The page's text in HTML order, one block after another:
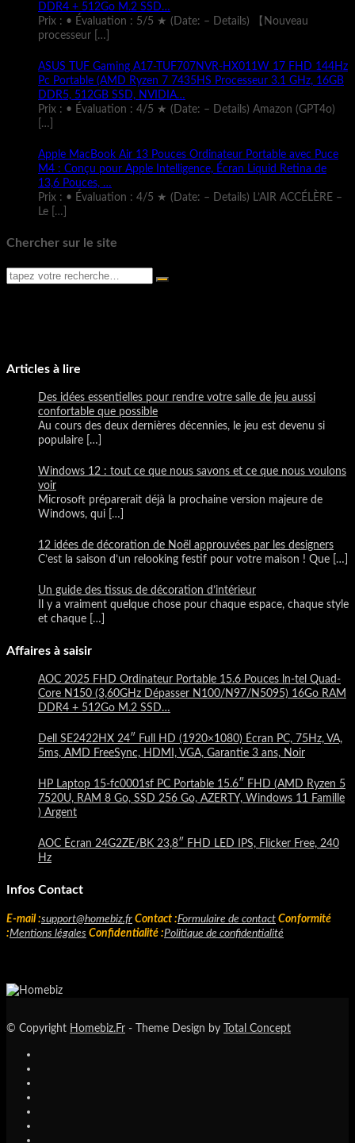
DDR4 + 512Go M.2 SSD…
Prix : • Évaluation : 5/5 ★ (Date: – Details) 【Nouveau
processeur
[…]
ASUS TUF Gaming A17-TUF707NVR-HX011W 17 FHD 144Hz
Pc Portable (AMD Ryzen 7 7435HS Processeur 3.1 GHz, 16GB
DDR5, 512GB SSD, NVIDIA…
Prix : • Évaluation : 4/5 ★ (Date: – Details) Amazon (GPT4o)
[…]
Apple MacBook Air 13 Pouces Ordinateur Portable avec Puce
M4 : Conçu pour Apple Intelligence, Écran Liquid Retina de
13,6 Pouces, …
Prix : • Évaluation : 4/5 ★ (Date: – Details) L’AIR ACCÉLÈRE –
Le
[…]
Chercher sur le site
Articles à lire
Des idées essentielles pour rendre votre salle de jeu aussi
confortable que possible
Au cours des deux dernières décennies, le jeu est devenu si
populaire
[…]
Windows 12 : tout ce que nous savons et ce que nous voulons
voir
Microsoft préparerait déjà la prochaine version majeure de
Windows, qui
[…]
12 idées de décoration de Noël approuvées par les designers
C’est la saison d’un relooking festif pour votre maison ! Que
[…]
Un guide des tissus de décoration d’intérieur
Il y a vraiment quelque chose pour chaque espace, chaque style
et chaque
[…]
Affaires à saisir
AOC 2025 FHD Ordinateur Portable 15.6 Pouces ln-tel Quad-
Core N150 (3,60GHz Dépasser N100/N97/N5095) 16Go RAM
DDR4 + 512Go M.2 SSD…
Dell SE2422HX 24″ Full HD (1920×1080) Écran PC, 75Hz, VA,
5ms, AMD FreeSync, HDMI, VGA, Garantie 3 ans, Noir
HP Laptop 15-fc0001sf PC Portable 15.6″ FHD (AMD Ryzen 5
7520U, RAM 8 Go, SSD 256 Go, AZERTY, Windows 11 Famille
) Argent
AOC Écran 24G2ZE/BK 23,8″ FHD LED IPS, Flicker Free, 240
Hz
Infos Contact
E-mail :support@homebiz.fr Contact :Formulaire de contact Conformité
:Mentions légales Confidentialité :Politique de confidentialité
© Copyright Homebiz.Fr - Theme Design by Total Concept